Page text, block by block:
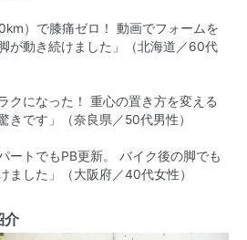
）で膝痛ゼロ！ 動画でフォームを
が動き続けました」（北海道／60代
クになった！ 重心の置き方を変える
きです」（奈良県／50代男性）
ートでもPB更新。 バイク後の脚でも
ました」（大阪府／40代女性）
介